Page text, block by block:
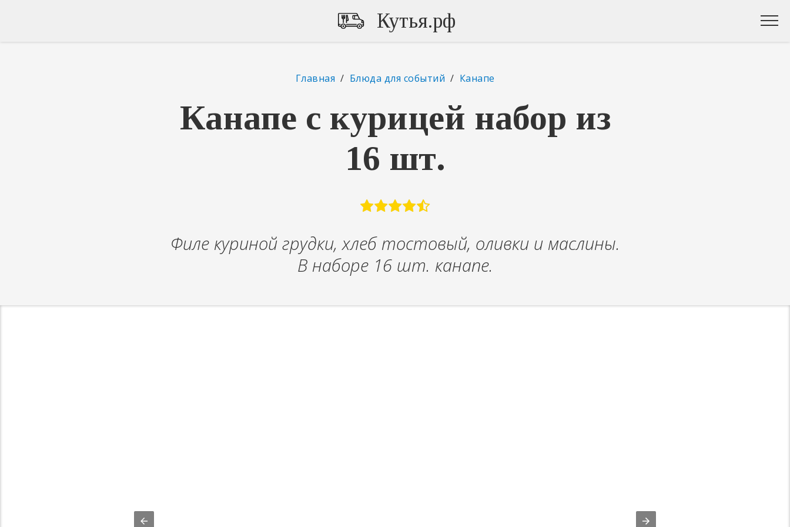
Кутья.рф
Главная / Блюда для событий / Канапе
Канапе с курицей набор из
16 шт.
Филе куриной грудки, хлеб тостовый, оливки и маслины.
В наборе 16 шт. канапе.